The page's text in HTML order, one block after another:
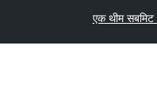
एक थीम सबमिट